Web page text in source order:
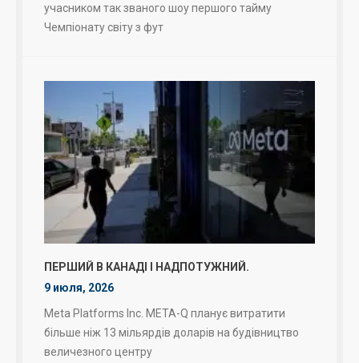
учасником так званого шоу першого тайму
Чемпіонату світу з фут
ПЕРШИЙ В КАНАДІ І НАДПОТУЖНИЙ.
9 июля, 2026
Meta Platforms Inc. META-Q планує витратити
більше ніж 13 мільярдів доларів на будівництво
величезного центру